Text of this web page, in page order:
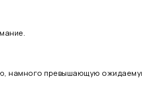
намного превышающую